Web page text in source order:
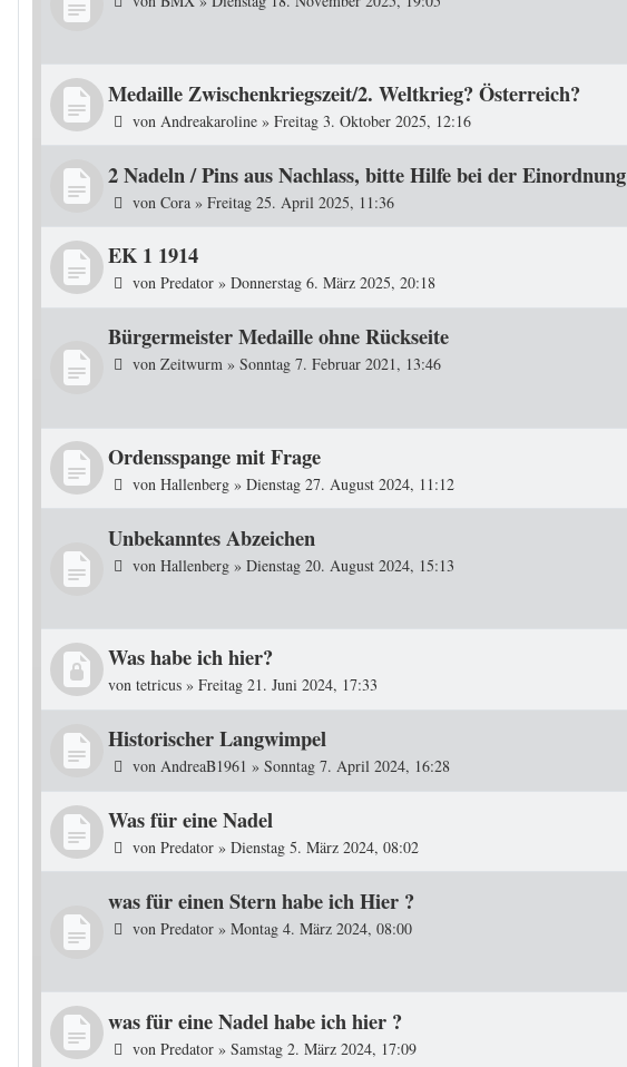
Medaille Zwischenkriegszeit/2. Weltkrieg? Österreich?
von Andreakaroline » Freitag 3. Oktober 2025, 12:16
2 Nadeln / Pins aus Nachlass, bitte Hilfe bei der Einordnung
von Cora » Freitag 25. April 2025, 11:36
EK 1 1914
von Predator » Donnerstag 6. März 2025, 20:18
Bürgermeister Medaille ohne Rückseite
von Zeitwurm » Sonntag 7. Februar 2021, 13:46
Ordensspange mit Frage
von Hallenberg » Dienstag 27. August 2024, 11:12
Unbekanntes Abzeichen
von Hallenberg » Dienstag 20. August 2024, 15:13
Was habe ich hier?
von tetricus » Freitag 21. Juni 2024, 17:33
Historischer Langwimpel
von AndreaB1961 » Sonntag 7. April 2024, 16:28
Was für eine Nadel
von Predator » Dienstag 5. März 2024, 08:02
was für einen Stern habe ich Hier ?
von Predator » Montag 4. März 2024, 08:00
was für eine Nadel habe ich hier ?
von Predator » Samstag 2. März 2024, 17:09